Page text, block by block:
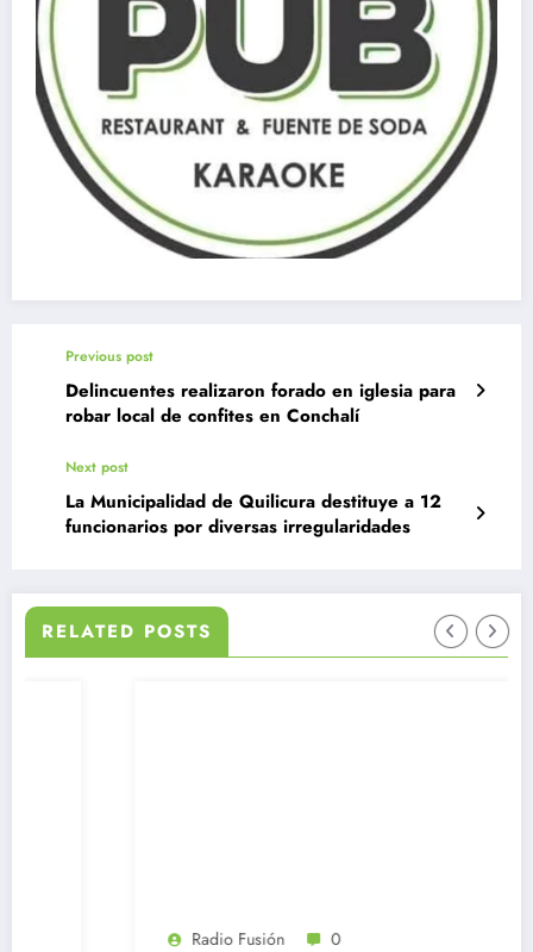
Previous post
Delincuentes realizaron forado en iglesia para
robar local de confites en Conchalí
Next post
La Municipalidad de Quilicura destituye a 12
funcionarios por diversas irregularidades
RELATED POSTS
Radio Fusión 0